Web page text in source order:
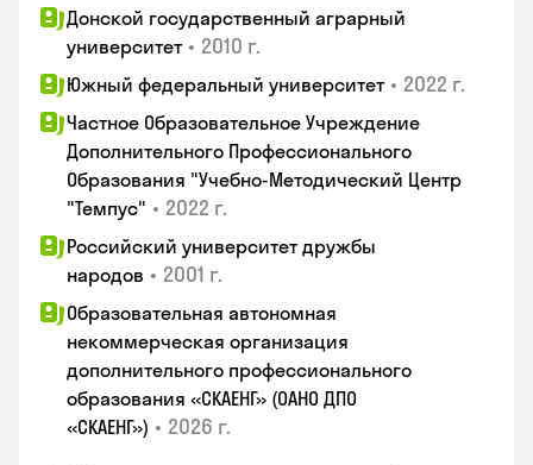
Донской государственный аграрный
университет • 2010 г.
Южный федеральный университет • 2022 г.
Частное Образовательное Учреждение
Дополнительного Профессионального
Образования "Учебно-Методический Центр
"Темпус" • 2022 г.
Российский университет дружбы
народов • 2001 г.
Образовательная автономная
некоммерческая организация
дополнительного профессионального
образования «СКАЕНГ» (ОАНО ДПО
«СКАЕНГ») • 2026 г.